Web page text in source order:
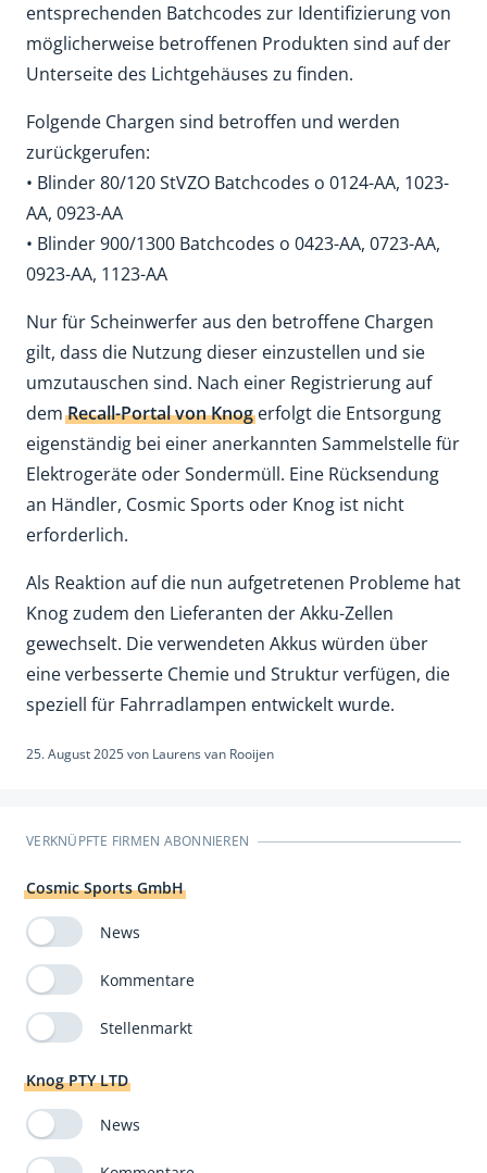
entsprechenden Batchcodes zur Identifizierung von
möglicherweise betroffenen Produkten sind auf der
Unterseite des Lichtgehäuses zu finden.
Folgende Chargen sind betroffen und werden
zurückgerufen:
• Blinder 80/120 StVZO Batchcodes o 0124-AA, 1023-
AA, 0923-AA
• Blinder 900/1300 Batchcodes o 0423-AA, 0723-AA,
0923-AA, 1123-AA
Nur für Scheinwerfer aus den betroffene Chargen
gilt, dass die Nutzung dieser einzustellen und sie
umzutauschen sind. Nach einer Registrierung auf
demRecall-Portal von Knogerfolgt die Entsorgung
eigenständig bei einer anerkannten Sammelstelle für
Elektrogeräte oder Sondermüll. Eine Rücksendung
an Händler, Cosmic Sports oder Knog ist nicht
erforderlich.
Als Reaktion auf die nun aufgetretenen Probleme hat
Knog zudem den Lieferanten der Akku-Zellen
gewechselt. Die verwendeten Akkus würden über
eine verbesserte Chemie und Struktur verfügen, die
speziell für Fahrradlampen entwickelt wurde.
25. August 2025von Laurens van Rooijen
VERKNÜPFTE FIRMEN ABONNIEREN
Cosmic Sports GmbH
News
Kommentare
Stellenmarkt
Knog PTY LTD
News